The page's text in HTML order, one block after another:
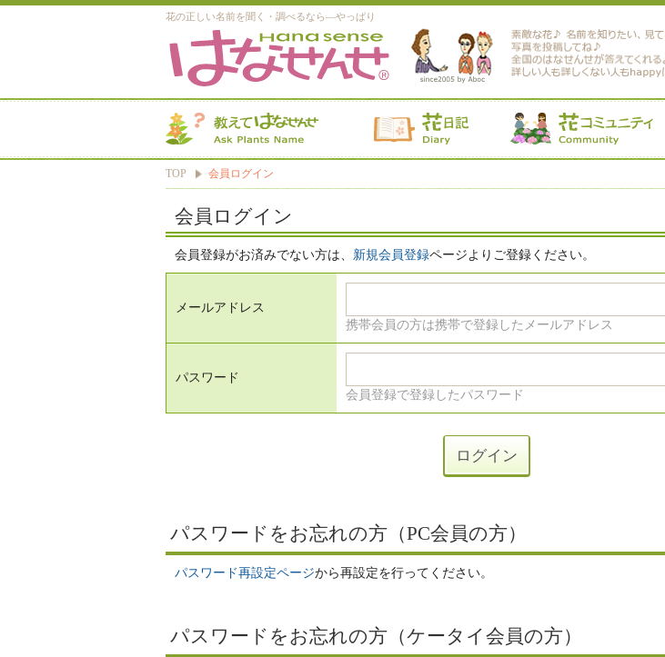
花の正しい名前を聞く・調べるなら―やっぱり
TOP 会員ログイン
会員ログイン
会員登録がお済みでない方は、 新規会員登録ページよりご登録ください。
メールアドレス
携帯会員の方は携帯で登録したメールアドレス
パスワード
会員登録で登録したパスワード
パスワードをお忘れの方（PC会員の方）
パスワード再設定ページから再設定を行ってください。
パスワードをお忘れの方（ケータイ会員の方）